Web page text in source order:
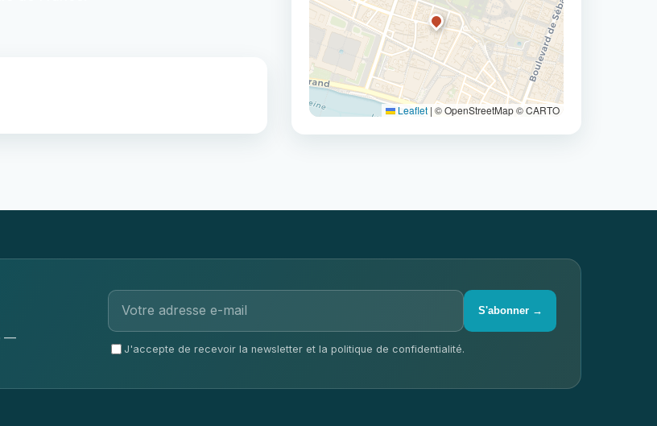
Leaflet | © OpenStreetMap © CARTO
—
S'abonner →
J'accepte de recevoir la newsletter et la politique de confidentialité.